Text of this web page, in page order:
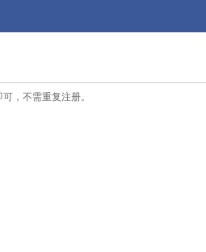
，不需重复注册。